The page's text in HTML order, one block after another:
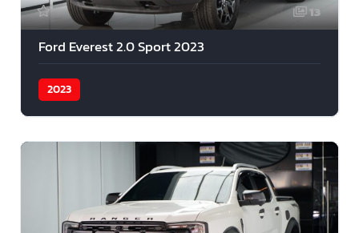
13
Ford Everest 2.0 Sport 2023
2023